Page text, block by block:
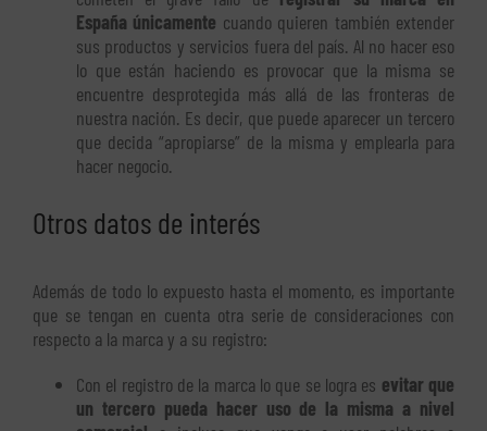
España únicamente cuando quieren también extender
sus productos y servicios fuera del país. Al no hacer eso
lo que están haciendo es provocar que la misma se
encuentre desprotegida más allá de las fronteras de
nuestra nación. Es decir, que puede aparecer un tercero
que decida “apropiarse” de la misma y emplearla para
hacer negocio.
Otros datos de interés
Además de todo lo expuesto hasta el momento, es importante
que se tengan en cuenta otra serie de consideraciones con
respecto a la marca y a su registro:
Con el registro de la marca lo que se logra es evitar que
un tercero pueda hacer uso de la misma a nivel